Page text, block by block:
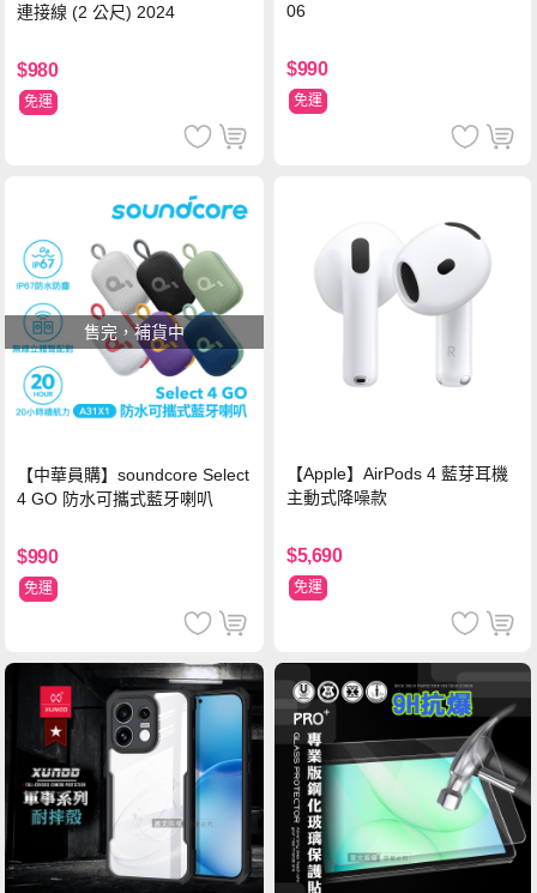
連接線 (2 公尺) 2024
$980
免運
06
$990
免運
售完，補貨中
【中華員購】soundcore Select
4 GO 防水可攜式藍牙喇叭
$990
免運
【Apple】AirPods 4 藍芽耳機
主動式降噪款
$5,690
免運